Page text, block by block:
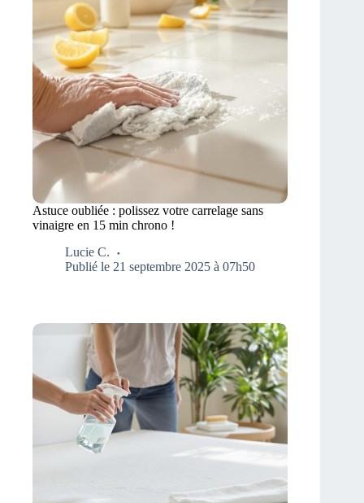
Astuce oubliée : polissez votre carrelage sans
vinaigre en 15 min chrono !
Lucie C.
Publié le 21 septembre 2025 à 07h50